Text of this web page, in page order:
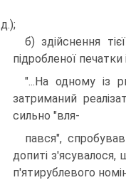
д.);
б) здійснення
підробленої печатки
"...На одному із
затриманий
сильно "вля-
пався",
допиті з'ясувалося,
п'ятирублевого